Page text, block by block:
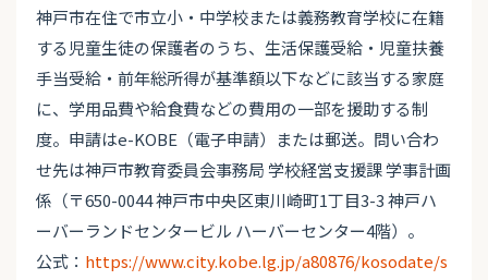
神戸市在住で市立小・中学校または義務教育学校に在籍
する児童生徒の保護者のうち、生活保護受給・児童扶養
手当受給・前年総所得が基準額以下などに該当する家庭
に、学用品費や給食費などの費用の一部を援助する制
度。申請はe-KOBE（電子申請）または郵送。問い合わ
せ先は神戸市教育委員会事務局 学校経営支援課 学事計画
係（〒650-0044 神戸市中央区東川崎町1丁目3-3 神戸ハ
ーバーランドセンタービル ハーバーセンター4階）。
公式： https://www.city.kobe.lg.jp/a80876/kosodate/s